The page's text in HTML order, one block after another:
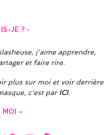
JE ? -
j'aime apprendre,
et faire rire.
plus sur moi et voir derrière
c'est par ICI.
MOI –